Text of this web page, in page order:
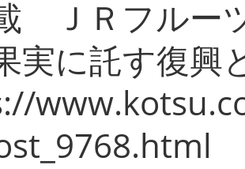
ＪＲフルー
実に託す復興